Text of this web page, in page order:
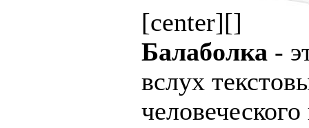
[center][]
Балаболка -
вслух